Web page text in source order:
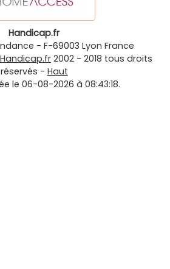
Handicap.fr
- F-69003 Lyon France
Handicap.fr 2002 - 2018 tous droits
réservés - Haut
le 06-08-2026 à 08:43:18.